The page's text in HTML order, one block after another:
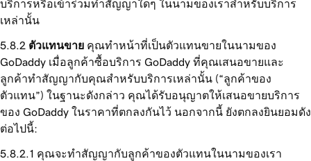
บริการหรือเข้าร่วมทำสัญญาใดๆ ในนามของเราสำหรับบริการ
เหล่านั้น
ตัวแทนขาย คุณทำหน้าที่เป็นตัวแทนขายในนามของ
GoDaddy เมื่อลูกค้าซื้อบริการ GoDaddy ที่คุณเสนอขายและ
ลูกค้าทำสัญญากับคุณสำหรับบริการเหล่านั้น (“ลูกค้าของ
ตัวแทน”) ในฐานะดังกล่าว คุณได้รับอนุญาตให้เสนอขายบริการ
ของ GoDaddy ในราคาที่ตกลงกันไว้ นอกจากนี้ ยังตกลงยินยอมดัง
ต่อไปนี้:
คุณจะทำสัญญากับลูกค้าของตัวแทนในนามของเรา